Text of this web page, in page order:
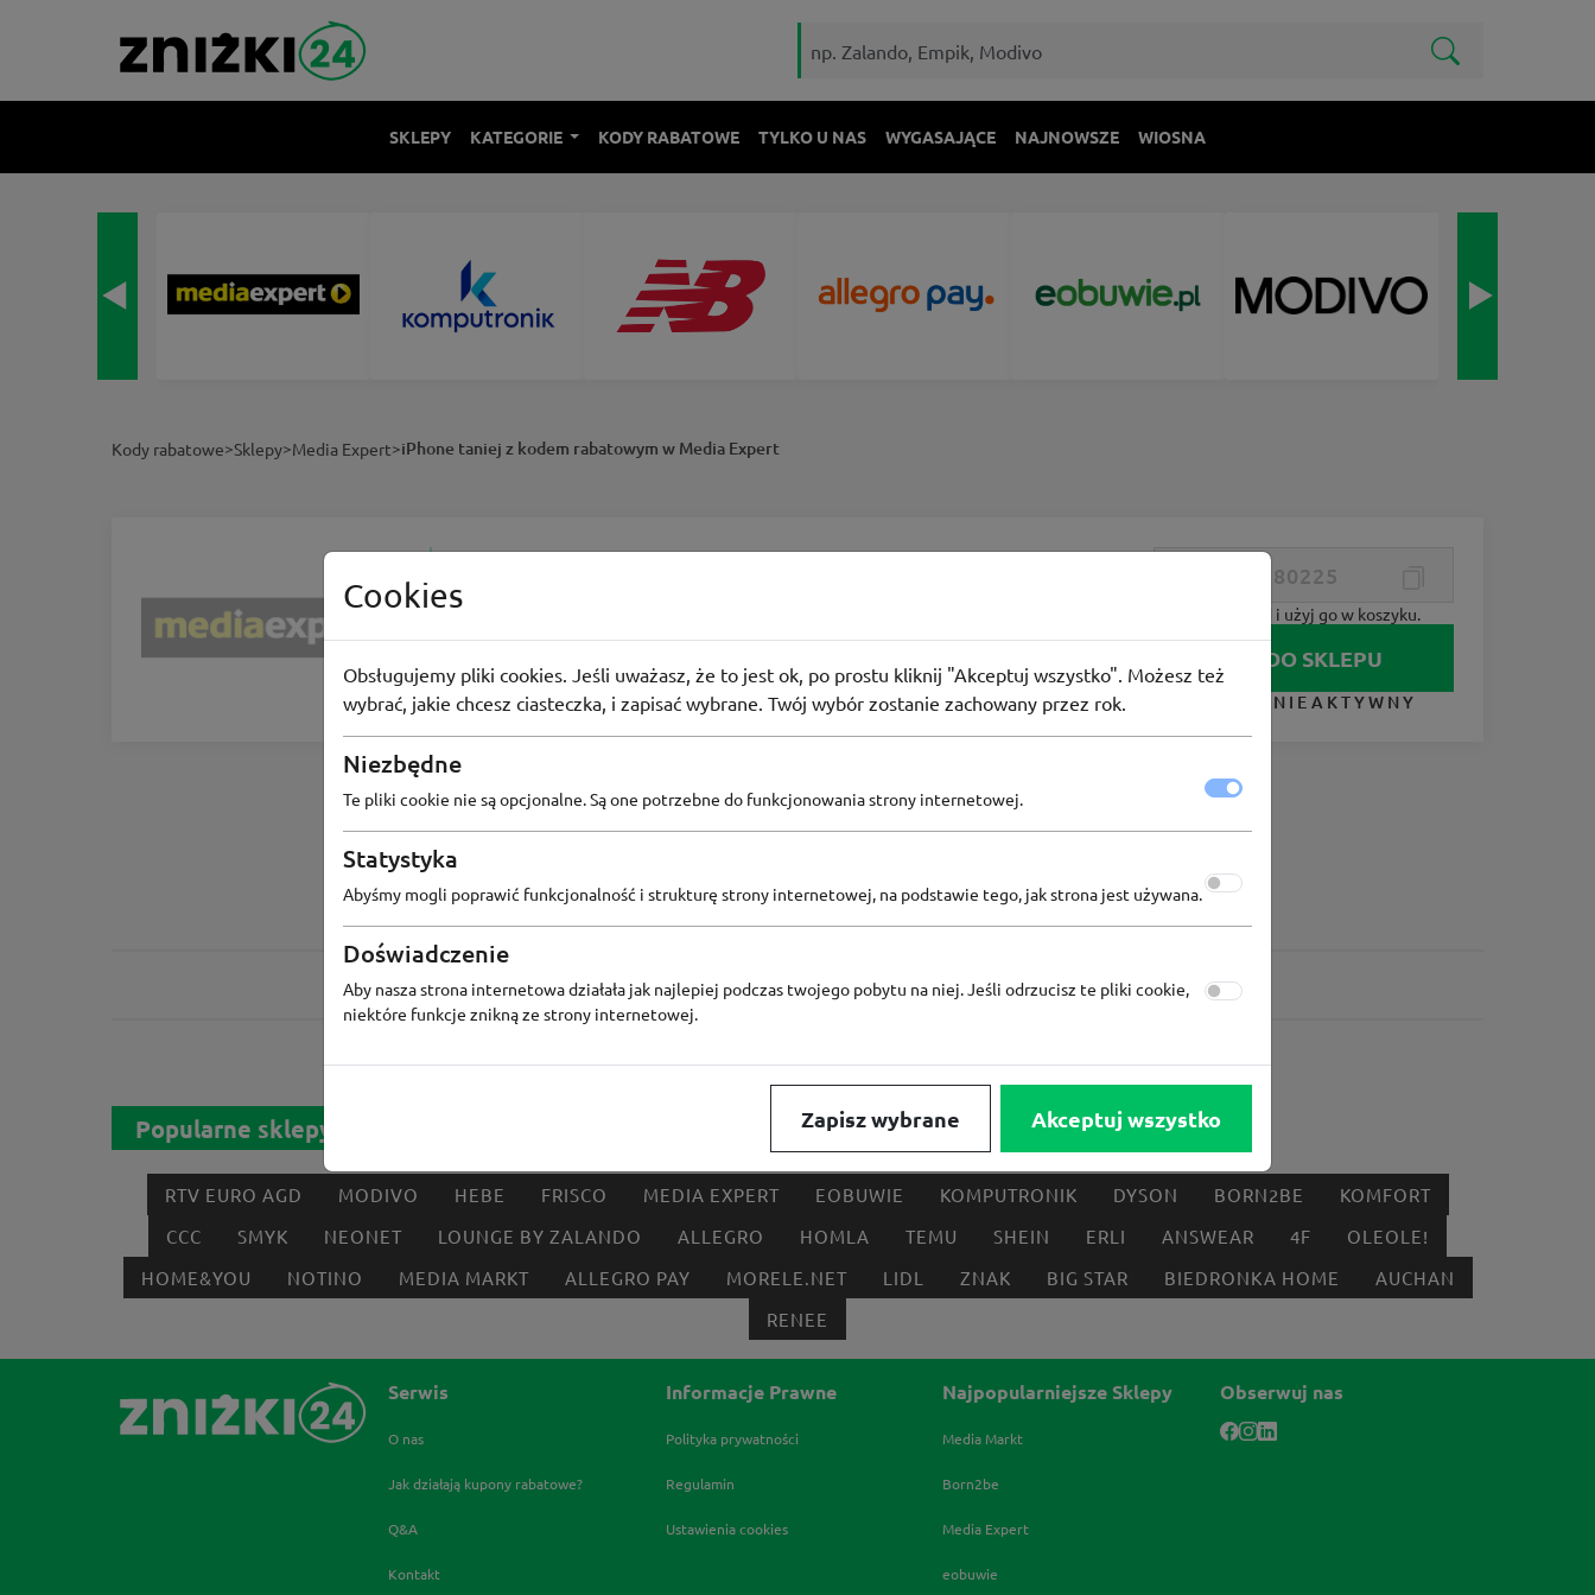
SKLEPY KATEGORIE KODY RABATOWE TYLKO U NAS WYGASAJĄCE NAJNOWSZE WIOSNA
Kody rabatowe>Sklepy>Media Expert>iPhone taniej z kodem rabatowym w Media Expert
Media Expert
46 osób użyło KOD
Skopiuj kod i użyj go w koszyku.
IDŹ DO SKLEPU
KUPON NIEAKTYWNY
Zobacz inne
KODY RABATOWE MEDIA EXPERT
Popularne sklepy
RTV EURO AGD MODIVO HEBE FRISCO MEDIA EXPERT EOBUWIE KOMPUTRONIK DYSON BORN2BE
KOMFORT
CCC
SMYK NEONET LOUNGE BY ZALANDO ALLEGRO HOMLA TEMU SHEIN ERLI ANSWEAR 4F
OLEOLE!
HOME&YOU
NOTINO MEDIA MARKT ALLEGRO PAY MORELE.NET LIDL ZNAK BIG STAR BIEDRONKA HOME
AUCHAN
RENEE
Serwis
O nas
Jak działają kupony rabatowe?
Q&A
Kontakt
Informacje Prawne
Polityka prywatności
Regulamin
Ustawienia cookies
Najpopularniejsze Sklepy
Media Markt
Born2be
Media Expert
eobuwie
Obserwuj nas
Cookies
Obsługujemy pliki cookies. Jeśli uważasz, że to jest ok, po prostu kliknij "Akceptuj wszystko". Możesz też
wybrać, jakie chcesz ciasteczka, i zapisać wybrane. Twój wybór zostanie zachowany przez rok.
Niezbędne
Te pliki cookie nie są opcjonalne. Są one potrzebne do funkcjonowania strony internetowej.
Statystyka
Abyśmy mogli poprawić funkcjonalność i strukturę strony internetowej, na podstawie tego, jak strona jest używana.
Doświadczenie
Aby nasza strona internetowa działała jak najlepiej podczas twojego pobytu na niej. Jeśli odrzucisz te pliki cookie,
niektóre funkcje znikną ze strony internetowej.
Zapisz wybrane Akceptuj wszystko